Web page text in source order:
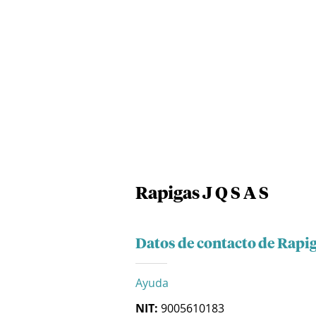
Rapigas J Q S A S
Datos de contacto de
Ayuda
NIT: 9005610183